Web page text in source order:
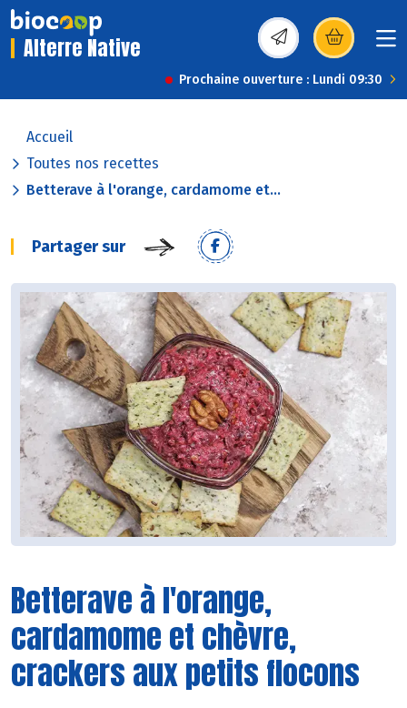
Alterre Native (s’ouvre dans une
Prochaine ouverture : Lundi 09:30
Accueil
Toutes nos recettes
Betterave à l'orange, cardamome et...
Partager sur
Betterave à l'orange,
cardamome et chèvre,
crackers aux petits flocons